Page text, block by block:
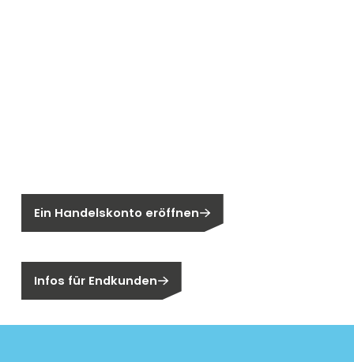
Ein Handelskonto eröffnen
Infos für Endkunden